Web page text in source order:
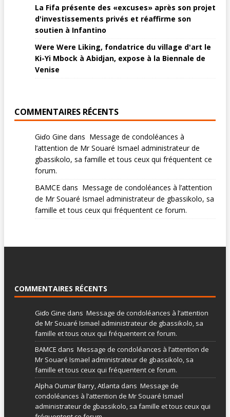
La Fifa présente des «excuses» après son projet
d'investissements privés et réaffirme son
soutien à Infantino
Were Were Liking, fondatrice du village d'art le
Ki-Yi Mbock à Abidjan, expose à la Biennale de
Venise
COMMENTAIRES RÉCENTS
Giɗo Gine dans Message de condoléances à
l’attention de Mr Souaré Ismael administrateur de
gbassikolo, sa famille et tous ceux qui fréquentent ce
forum.
BAMCE dans Message de condoléances à l’attention
de Mr Souaré Ismael administrateur de gbassikolo, sa
famille et tous ceux qui fréquentent ce forum.
COMMENTAIRES RÉCENTS
Giɗo Gine dans Message de condoléances à l’attention
de Mr Souaré Ismael administrateur de gbassikolo, sa
famille et tous ceux qui fréquentent ce forum.
BAMCE dans Message de condoléances à l’attention de
Mr Souaré Ismael administrateur de gbassikolo, sa
famille et tous ceux qui fréquentent ce forum.
Alpha Oumar Barry, Atlanta dans Message de
condoléances à l’attention de Mr Souaré Ismael
administrateur de gbassikolo, sa famille et tous ceux qui